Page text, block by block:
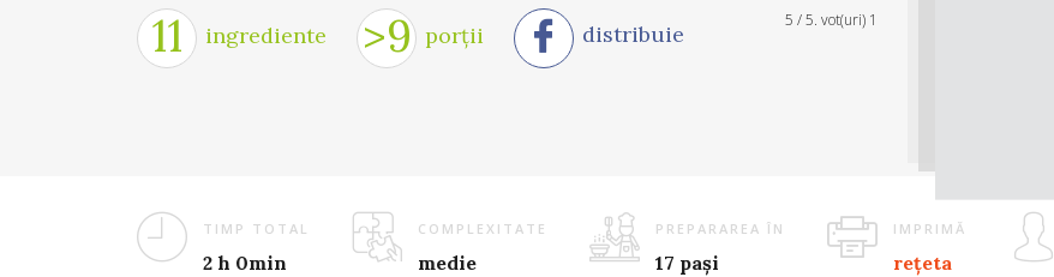
5 / 5. vot(uri) 1
11 ingrediente >9 porții distribuie
TIMP TOTAL
2 h 0min
COMPLEXITATE
medie
PREPARAREA ÎN
17 pași
IMPRIMĂ
rețeta